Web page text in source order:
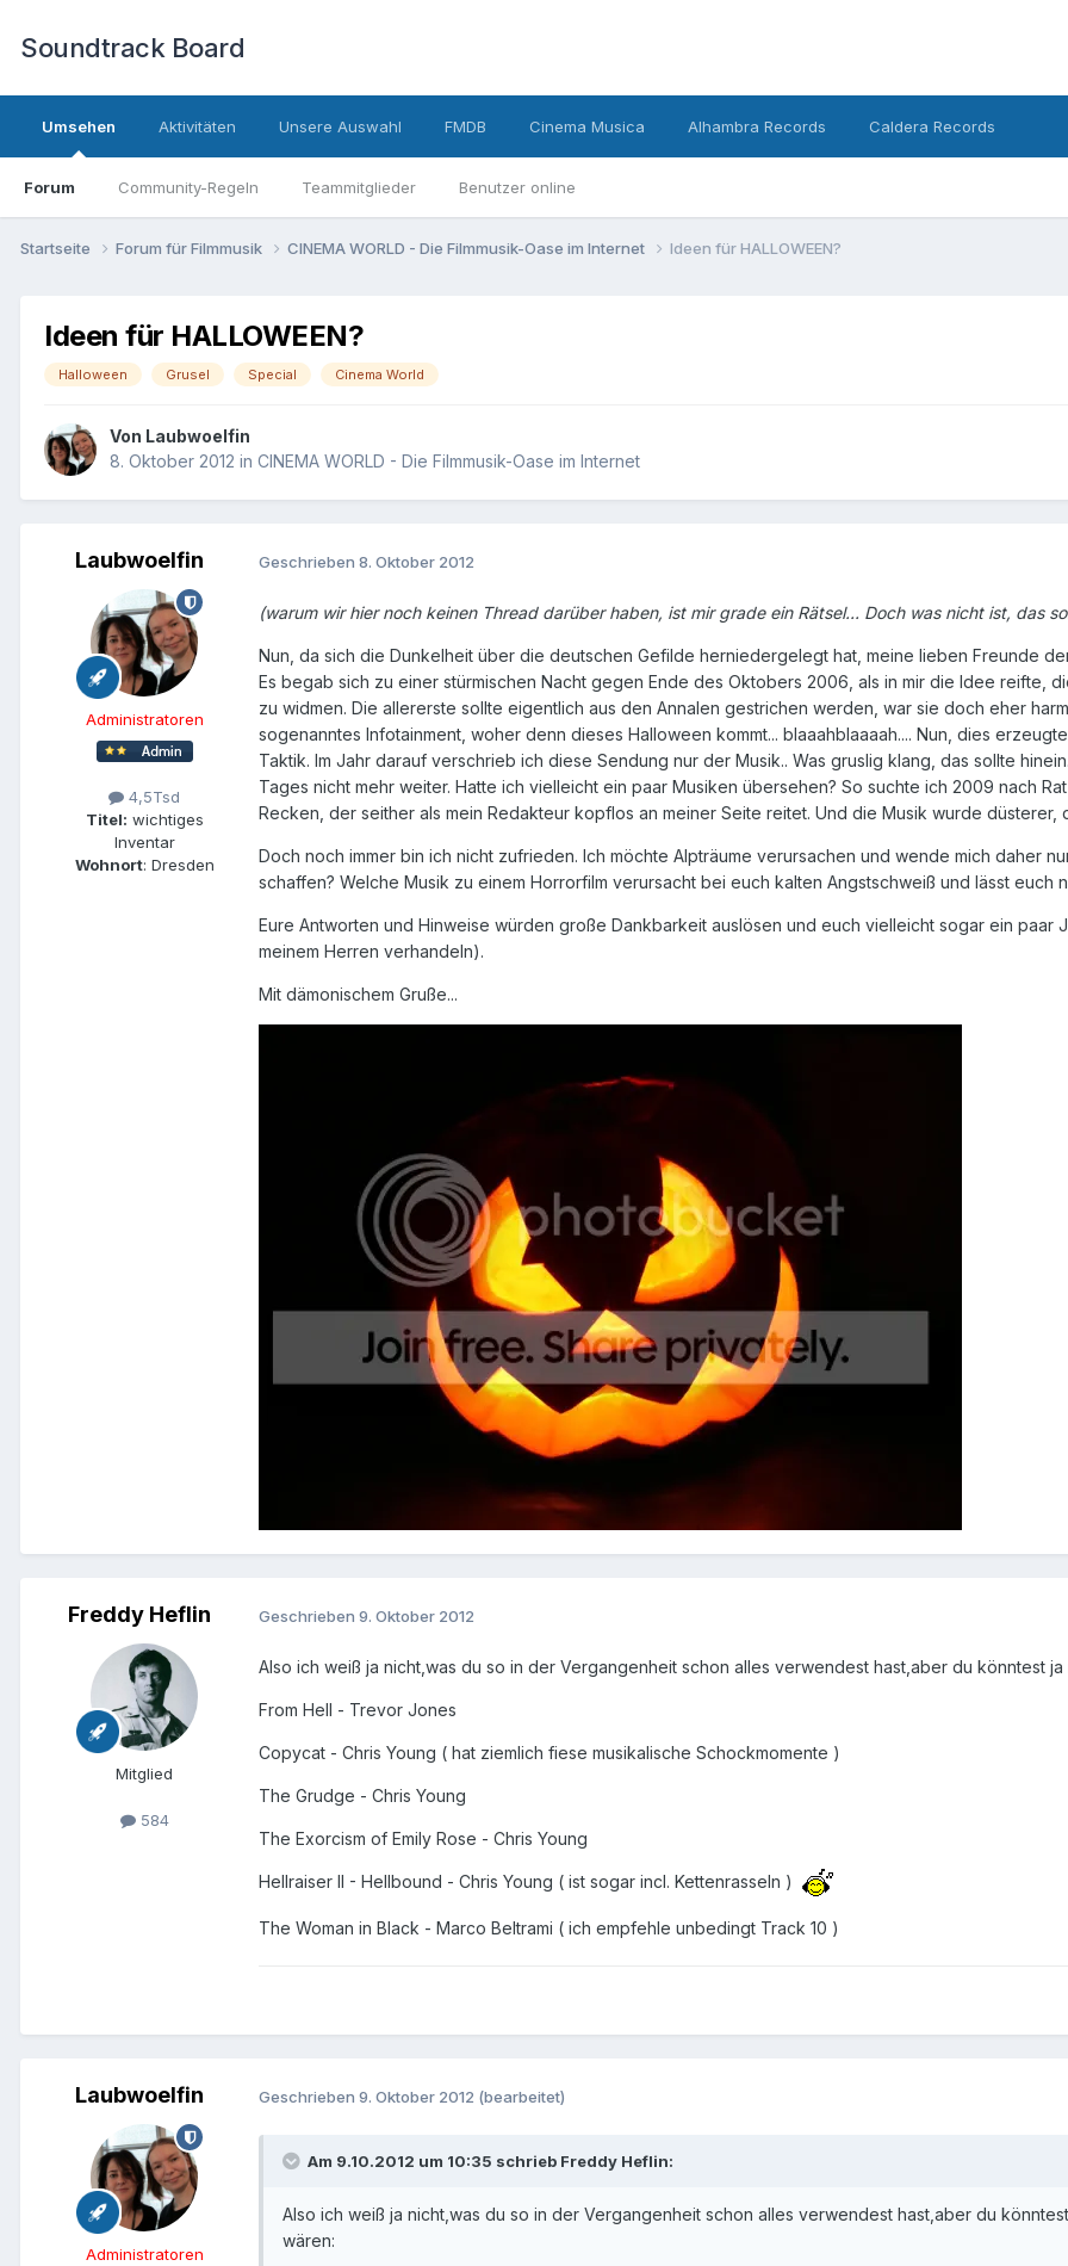
Soundtrack Board
Umsehen
Forum Community-Regeln Teammitglieder Benutzer online
Aktivitäten Unsere Auswahl FMDB Cinema Musica Alhambra Records Caldera Records
Startseite Forum für Filmmusik CINEMA WORLD - Die Filmmusik-Oase im Internet Ideen für HALLOWEEN?
Ideen für HALLOWEEN?
Halloween Grusel Special Cinema World
Von Laubwoelfin
8. Oktober 2012 in CINEMA WORLD - Die Filmmusik-Oase im Internet
Laubwoelfin
Administratoren
4,5Tsd
Titel: wichtiges
Inventar
Wohnort: Dresden
Geschrieben 8. Oktober 2012
(warum wir hier noch keinen Thread darüber haben, ist mir grade ein Rätsel... Doch was nicht ist, das
Nun, da sich die Dunkelheit über die deutschen Gefilde herniedergelegt hat, meine lieben Freunde
Es begab sich zu einer stürmischen Nacht gegen Ende des Oktobers 2006, als in mir die Idee reifte,
zu widmen. Die allererste sollte eigentlich aus den Annalen gestrichen werden, war sie doch eher
sogenanntes Infotainment, woher denn dieses Halloween kommt... blaaahblaaaah.... Nun, dies
Taktik. Im Jahr darauf verschrieb ich diese Sendung nur der Musik.. Was gruslig klang, das sollte
Tages nicht mehr weiter. Hatte ich vielleicht ein paar Musiken übersehen? So suchte ich 2009 nach
Recken, der seither als mein Redakteur kopflos an meiner Seite reitet. Und die Musik wurde düsterer,
Doch noch immer bin ich nicht zufrieden. Ich möchte Alpträume verursachen und wende mich daher
schaffen? Welche Musik zu einem Horrorfilm verursacht bei euch kalten Angstschweiß und lässt euch
Eure Antworten und Hinweise würden große Dankbarkeit auslösen und euch vielleicht sogar ein paar
meinem Herren verhandeln).
Mit dämonischem Gruße...
Freddy Heflin
Mitglied
584
Geschrieben 9. Oktober 2012
Also ich weiß ja nicht,was du so in der Vergangenheit schon alles verwendest hast,aber du könntest
From Hell - Trevor Jones
Copycat - Chris Young ( hat ziemlich fiese musikalische Schockmomente )
The Grudge - Chris Young
The Exorcism of Emily Rose - Chris Young
Hellraiser II - Hellbound - Chris Young ( ist sogar incl. Kettenrasseln )
The Woman in Black - Marco Beltrami ( ich empfehle unbedingt Track 10 )
Laubwoelfin
Administratoren
Geschrieben 9. Oktober 2012 (bearbeitet)
Am 9.10.2012 um 10:35 schrieb Freddy Heflin:
Also ich weiß ja nicht,was du so in der Vergangenheit schon alles verwendest hast,aber du
wären: